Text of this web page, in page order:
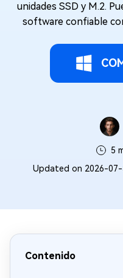
unidades SSD y M.2.
software confiable
5
Updated on 2026-07-
Contenido